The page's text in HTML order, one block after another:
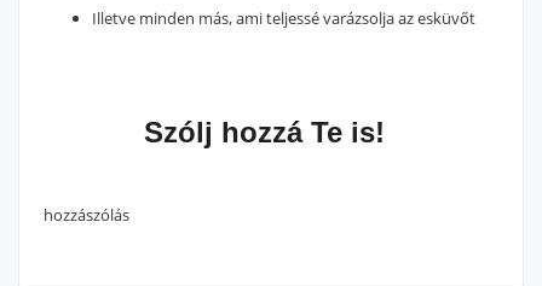
Illetve minden más, ami teljessé varázsolja az esküvőt
Szólj hozzá Te is!
hozzászólás